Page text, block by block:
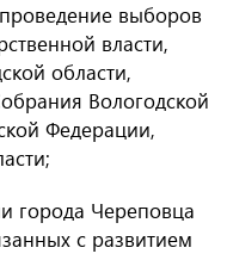
выборов
власти,
области,
Вологодской
Федерации,
города Череповца
с развитием